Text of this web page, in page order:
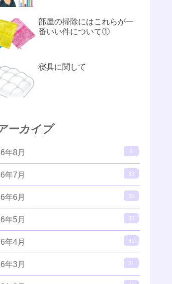
部屋の掃除にはこれらが一
番いい件について①
寝具に関して
ーカイブ
年8月 8
年7月 33
年6月 35
年5月 35
年4月 31
年3月 31